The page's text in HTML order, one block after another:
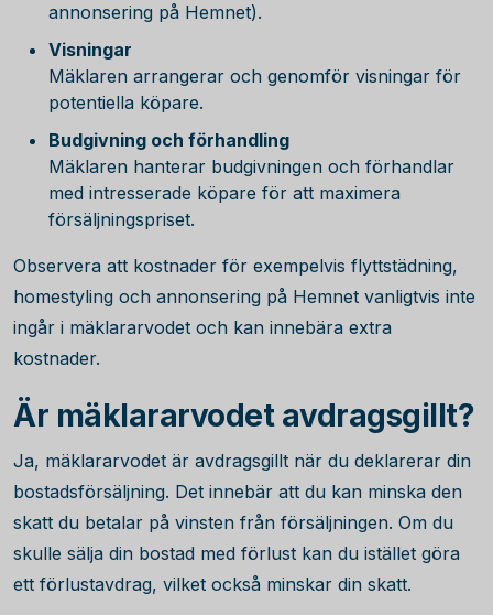
annonsering på Hemnet).
Visningar
Mäklaren arrangerar och genomför visningar för
potentiella köpare.
Budgivning och förhandling
Mäklaren hanterar budgivningen och förhandlar
med intresserade köpare för att maximera
försäljningspriset.
Observera att kostnader för exempelvis flyttstädning,
homestyling och annonsering på Hemnet vanligtvis inte
ingår i mäklararvodet och kan innebära extra
kostnader.
Är mäklararvodet avdragsgillt?
Ja, mäklararvodet är avdragsgillt när du deklarerar din
bostadsförsäljning. Det innebär att du kan minska den
skatt du betalar på vinsten från försäljningen. Om du
skulle sälja din bostad med förlust kan du istället göra
ett förlustavdrag, vilket också minskar din skatt.